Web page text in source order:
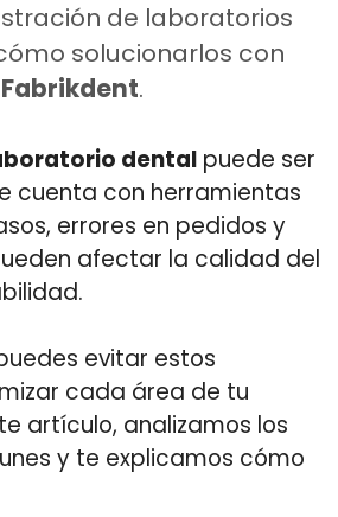
de laboratorios
solucionarlos con
Fabrikdent.
dental puede ser
cuenta con herramientas
errores en pedidos y
afectar la calidad del
evitar estos
cada área de tu
artículo, analizamos los
y te explicamos cómo